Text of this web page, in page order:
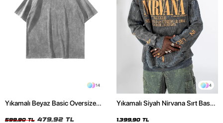
14
Yıkamalı Beyaz Basic Oversize
599,90 TL 479,92 TL
4
Yıkamalı Siyah Nirvana Sırt Baskılı
1.399,90 TL